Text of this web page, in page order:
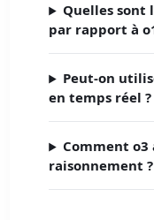
Quelles sont
par rapport à
Peut-on
en temps réel ?
Comment o3
raisonnement ?